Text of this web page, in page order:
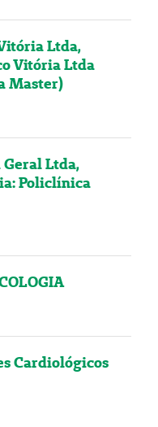
Ltda,
Vitória Ltda
Master)
Ltda,
Policlínica
Cardiológicos